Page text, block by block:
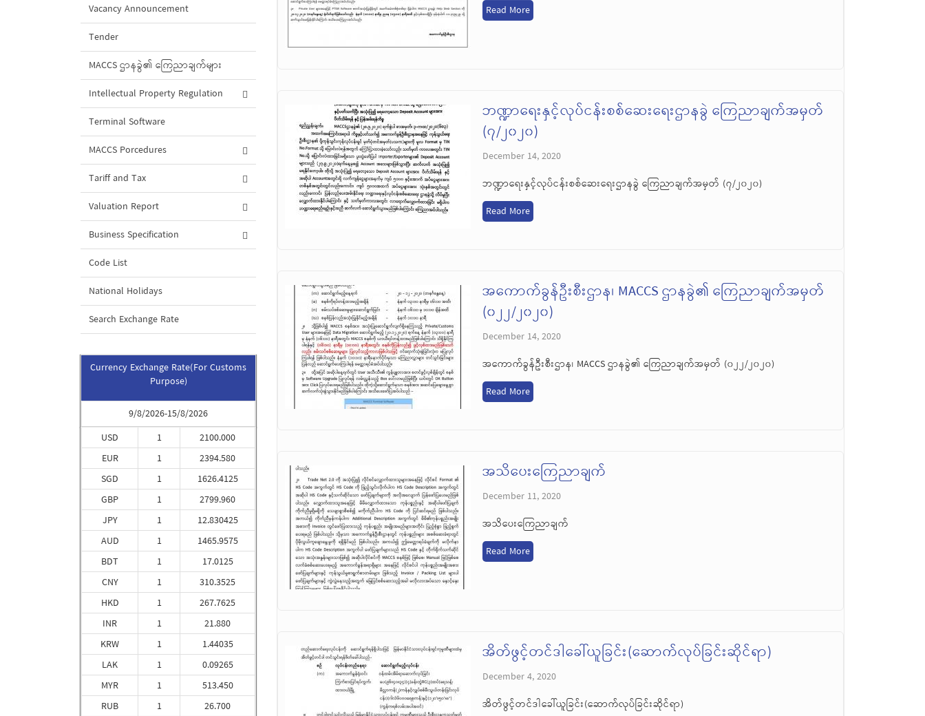
Vacancy Announcement
Tender
MACCS ဌာနခွဲ၏ ကြေညာချက်များ
Intellectual Property Regulation
Terminal Software
MACCS Porcedures
Tariff and Tax
Valuation Report
Business Specification
Code List
National Holidays
Search Exchange Rate
Currency Exchange Rate(For Customs
Purpose)
9/8/2026-15/8/2026
USD
EUR
SGD
GBP
JPY
AUD
BDT
CNY
HKD
INR
KRW
LAK
MYR
RUB
1
1
1
1
1
1
1
1
1
1
1
1
1
1
2100.000
2394.580
1626.4125
2799.960
12.830425
1465.9575
17.0125
310.3525
267.7625
21.880
1.44035
0.09265
513.450
26.700
Read More
ဘဏ္ဍာရေးနှင့်လုပ်ငန်းစစ်ဆေးရေးဌာနခွဲ ကြေညာချက်အမှတ်
(၇/၂၀၂၀)
December 14, 2020
ဘဏ္ဍာရေးနှင့်လုပ်ငန်းစစ်ဆေးရေးဌာနခွဲ ကြေညာချက်အမှတ် (၇/၂၀၂၀)
Read More
အကောက်ခွန်ဦးစီးဌာန၊ MACCS ဌာနခွဲ၏ ကြေညာချက်အမှတ်
(၀၂၂/၂၀၂၀)
December 14, 2020
အကောက်ခွန်ဦးစီးဌာန၊ MACCS ဌာနခွဲ၏ ကြေညာချက်အမှတ် (၀၂၂/၂၀၂၀)
Read More
အသိပေးကြေညာချက်
December 11, 2020
အသိပေးကြေညာချက်
Read More
အိတ်ဖွင့်တင်ဒါခေါ်ယူခြင်း(ဆောက်လုပ်ခြင်းဆိုင်ရာ)
December 4, 2020
အိတ်ဖွင့်တင်ဒါခေါ်ယူခြင်း(ဆောက်လုပ်ခြင်းဆိုင်ရာ)